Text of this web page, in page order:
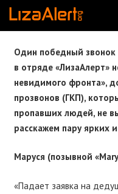
Один победный
в отряде «ЛизаАлерт»
невидимого фронта»,
прозвонов (ГКП),
пропавших людей, не
расскажем пару ярких
Маруся (позывной
«Падает заявка на